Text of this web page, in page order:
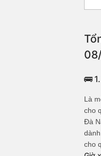
🚌
Là
cho
Đà
cho